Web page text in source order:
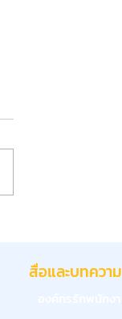
สื่อและบทความ